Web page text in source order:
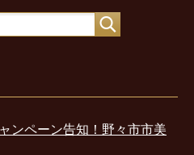
ンペーン告知！野々市市美